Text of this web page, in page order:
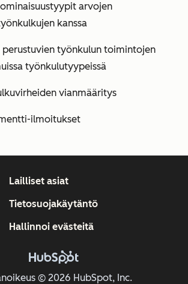
arvojen
kanssa
työnkulun toimintojen
työnkulutyypeissä
vianmääritys
ilmoitukset
© 2026 HubSpot, Inc.
Lailliset asiat
Tietosuojakäytäntö
Hallinnoi evästeitä